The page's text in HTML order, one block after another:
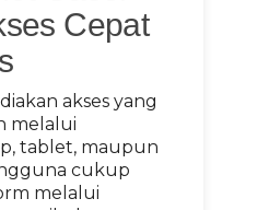
Cepat
akses yang
melalui
tablet, maupun
cukup
melalui